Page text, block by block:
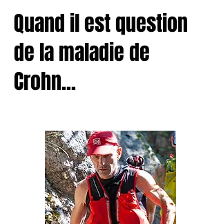
Quand il est question
de la maladie de
Crohn...